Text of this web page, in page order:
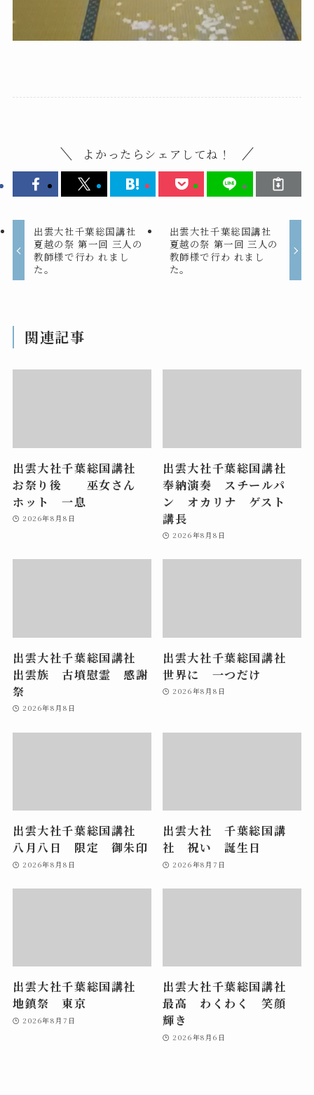
よかったらシェアしてね！
出雲大社千葉総国講社
夏越の祭 第一回 三人の
教師様で行わ れまし
た。
出雲大社千葉総国講社
夏越の祭 第一回 三人の
教師様で行わ れまし
た。
関連記事
出雲大社千葉総国講社
お祭り後 巫女さん
ホット 一息
2026年8月8日
出雲大社千葉総国講社
奉納演奏 スチールパ
ン オカリナ ゲスト
講長
2026年8月8日
出雲大社千葉総国講社
出雲族 古墳慰霊 感謝
祭
2026年8月8日
出雲大社千葉総国講社
世界に 一つだけ
2026年8月8日
出雲大社千葉総国講社
八月八日 限定 御朱印
2026年8月8日
出雲大社 千葉総国講
社 祝い 誕生日
2026年8月7日
出雲大社千葉総国講社
地鎮祭 東京
2026年8月7日
出雲大社千葉総国講社
最高 わくわく 笑顔
輝き
2026年8月6日